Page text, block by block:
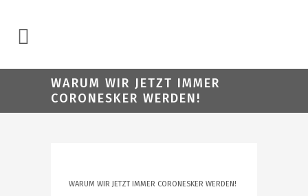
WARUM WIR JETZT IMMER
CORONESKER WERDEN!
WARUM WIR JETZT IMMER CORONESKER WERDEN!